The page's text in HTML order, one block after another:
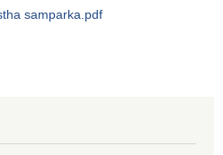
samparka.pdf